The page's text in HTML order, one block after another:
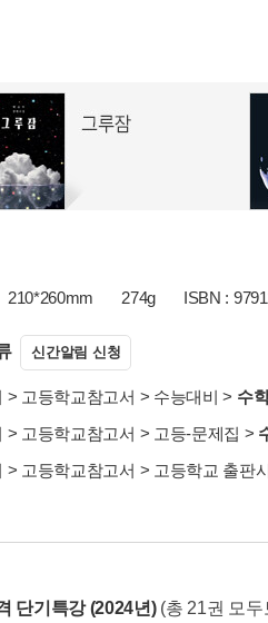
210*260mm 274g ISBN :
신간알림 신청
> 고등학교참고서 > 수능대비 > 수
> 고등학교참고서 > 고등-문제집 >
> 고등학교참고서 > 고등학교 출판
단기특강 (2024년) (총 21권 모두